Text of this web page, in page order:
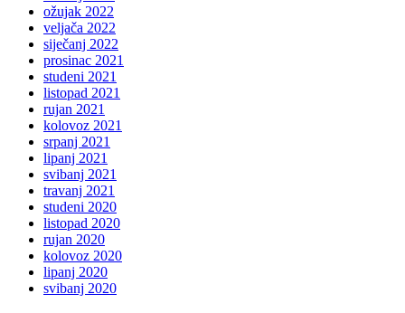
ožujak 2022
veljača 2022
siječanj 2022
prosinac 2021
studeni 2021
listopad 2021
rujan 2021
kolovoz 2021
srpanj 2021
lipanj 2021
svibanj 2021
travanj 2021
studeni 2020
listopad 2020
rujan 2020
kolovoz 2020
lipanj 2020
svibanj 2020